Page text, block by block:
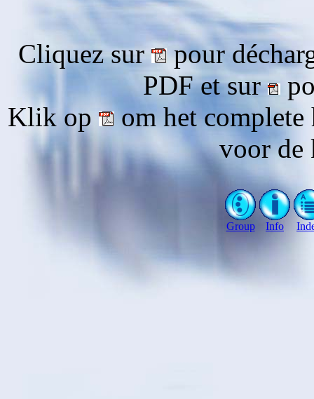
Cliquez sur pour
PDF et sur
Klik op
om het complete
voor de
Group Info